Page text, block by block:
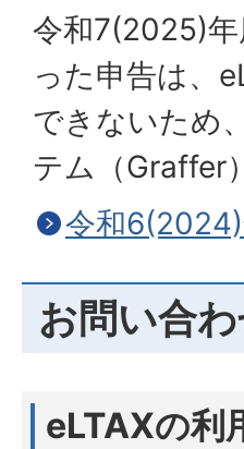
令和7(2025)
った申告は、
できないため
テム（Graffer
令和
お問い合
eLTAXの利